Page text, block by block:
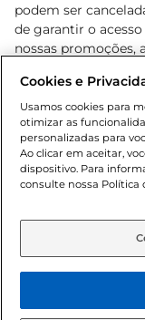
podem ser
de garantir o
nossas promoções,
cliente. Os preços,
o e-commerce e
sofrer alterações
de bebidas
Lei n.º 8069/90,
Adolescente).
aviso prévio. O
Cookies e
Usamos cookies para
otimizar as
personalizadas para
Ao clicar em aceitar,
dispositivo. Para
consulte nossa Política